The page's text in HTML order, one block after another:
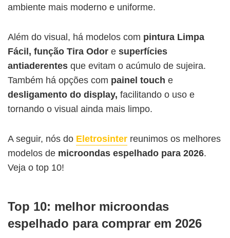
ambiente mais moderno e uniforme.
Além do visual, há modelos com pintura Limpa
Fácil, função Tira Odor e superfícies
antiaderentes que evitam o acúmulo de sujeira.
Também há opções com painel touch e
desligamento do display, facilitando o uso e
tornando o visual ainda mais limpo.
A seguir, nós do Eletrosinter reunimos os melhores
modelos de microondas espelhado para 2026.
Veja o top 10!
Top 10: melhor microondas
espelhado para comprar em 2026